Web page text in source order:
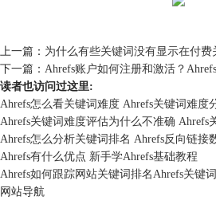
上一篇： 为什么有些关键词没有显示在付费
下一篇： Ahrefs账户如何注册和激活？
读者也访问过这里:
Ahrefs怎么看关键词难度 Ahrefs关键词难度
Ahrefs关键词难度评估为什么不准确 Ahrefs
Ahrefs怎么分析关键词排名 Ahrefs反向链接
Ahrefs有什么优点 新手学Ahrefs基础教程
Ahrefs如何跟踪网站关键词排名Ahrefs关键
网站导航